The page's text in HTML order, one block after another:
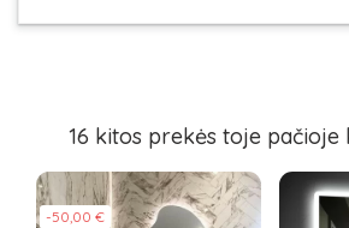
16 kitos prekės toje pačioje
-50,00 €